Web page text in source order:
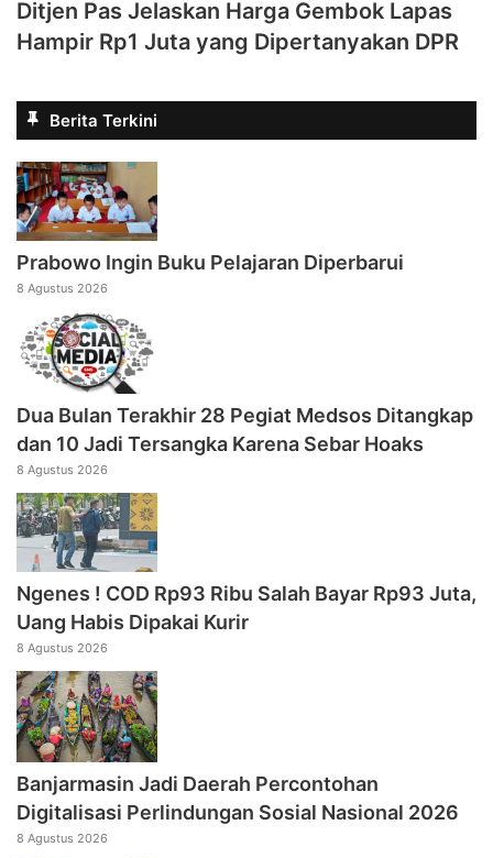
Ditjen Pas Jelaskan Harga Gembok Lapas
Hampir Rp1 Juta yang Dipertanyakan DPR
Berita Terkini
Prabowo Ingin Buku Pelajaran Diperbarui
8 Agustus 2026
Dua Bulan Terakhir 28 Pegiat Medsos Ditangkap
dan 10 Jadi Tersangka Karena Sebar Hoaks
8 Agustus 2026
Ngenes ! COD Rp93 Ribu Salah Bayar Rp93 Juta,
Uang Habis Dipakai Kurir
8 Agustus 2026
Banjarmasin Jadi Daerah Percontohan
Digitalisasi Perlindungan Sosial Nasional 2026
8 Agustus 2026